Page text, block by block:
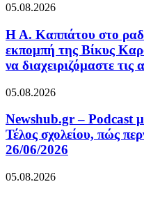
05.08.2026
Η Α. Καππάτου στο
εκπομπή της Βίκυς
να διαχειριζόμαστε τις
05.08.2026
Newshub.gr – Podcast
Τέλος σχολείου, πώς
26/06/2026
05.08.2026